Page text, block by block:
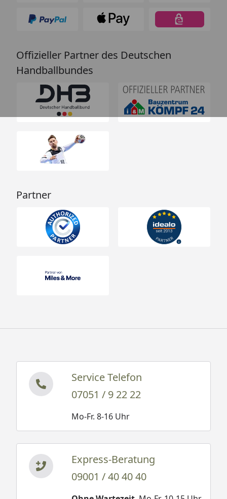
Offizieller Partner des Deutschen
Handballbundes
Partner
Service Telefon
07051 / 9 22 22
Mo-Fr. 8-16 Uhr
Express-Beratung
09001 / 40 40 40